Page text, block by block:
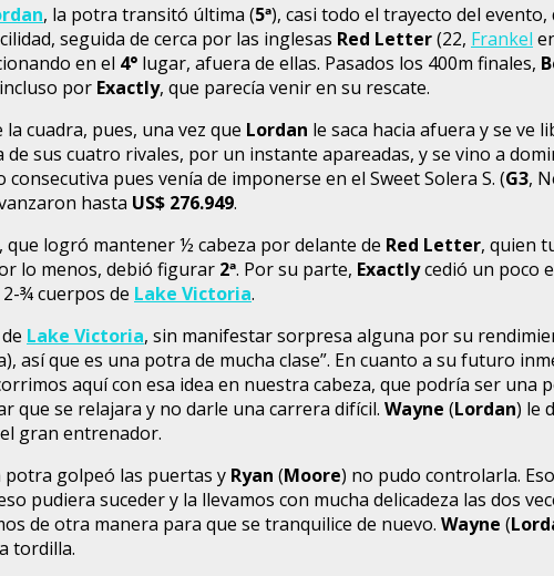
, la potra transitó última (5ª), casi todo el trayecto del
seguida de cerca por las inglesas Red Letter(22, Frankel
en el 4° lugar, afuera de ellas. Pasados los 400m finales,
por Exactly, que parecía venir en su rescate.
la cuadra, pues, una vez que Lordan le saca hacia afuera y se ve
sus cuatro rivales, por un instante apareadas, y se vino a
consecutiva pues venía de imponerse en el Sweet Solera S. (G3,
hasta US$ 276.949.
, que logró mantener ½ cabeza por delante de Red Letter, quien
lo menos, debió figurar 2ª. Por su parte, Exactlycedió un poco
¾ cuerpos de Lake Victoria.
Lake Victoria, sin manifestar sorpresa alguna por su
así que es una potra de mucha clase”. En cuanto a su futuro
aquí con esa idea en nuestra cabeza, que podría ser una
que se relajara y no darle una carrera difícil. Wayne (Lordan) le
gran entrenador.
golpeó las puertas y Ryan (Moore) no pudo controlarla.
pudiera suceder y la llevamos con mucha delicadeza las dos
de otra manera para que se tranquilice de nuevo. Wayne (
tordilla.